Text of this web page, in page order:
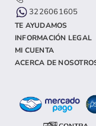
3226061605
TE AYUDAMOS
INFORMACIÓN LEGAL
MI CUENTA
ACERCA DE